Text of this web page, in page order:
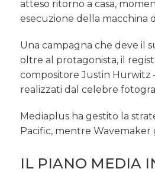
atteso ritorno a casa,
esecuzione della macchina
Una campagna che deve il
oltre al protagonista, il
compositore Justin Hurwitz
realizzati dal celebre
Mediaplus ha gestito la
Pacific, mentre Wavemaker
IL PIANO MEDIA